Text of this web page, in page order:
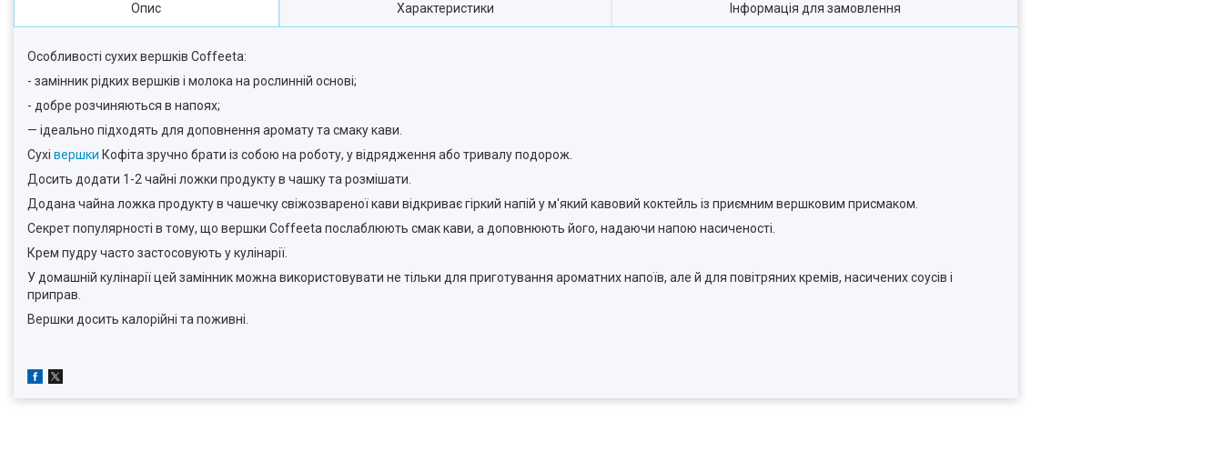
Опис Характеристики Інформація для замовлення
Особливості сухих вершків Coffeeta:
- замінник рідких вершків і молока на рослинній основі;
- добре розчиняються в напоях;
— ідеально підходять для доповнення аромату та смаку кави.
Сухі вершки Кофіта зручно брати із собою на роботу, у відрядження або тривалу подорож.
Досить додати 1-2 чайні ложки продукту в чашку та розмішати.
Додана чайна ложка продукту в чашечку свіжозвареної кави відкриває гіркий напій у м'який кавовий коктейль із приємним вершковим присмаком.
Секрет популярності в тому, що вершки Coffeeta послаблюють смак кави, а доповнюють його, надаючи напою насиченості.
Крем пудру часто застосовують у кулінарії.
У домашній кулінарії цей замінник можна використовувати не тільки для приготування ароматних напоїв, але й для повітряних кремів, насичених соусів і
приправ.
Вершки досить калорійні та поживні.